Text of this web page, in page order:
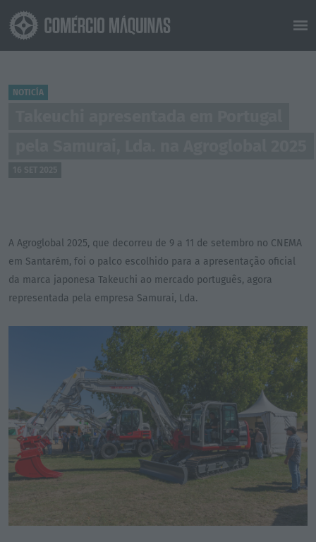
NOTICÍA
A Agroglobal 2025, que decorreu de 9 a 11 de setembro no CNEMA
em Santarém, foi o palco escolhido para a apresentação oficial
da marca japonesa Takeuchi ao mercado português, agora
representada pela empresa Samurai, Lda.